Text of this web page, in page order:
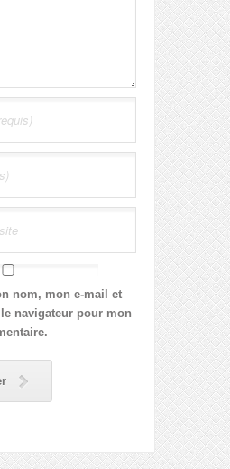
nom, mon e-mail et
navigateur pour mon